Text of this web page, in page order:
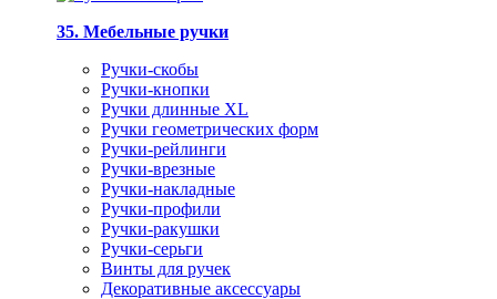
35. Мебельные ручки
Ручки-скобы
Ручки-кнопки
Ручки длинные XL
Ручки геометрических форм
Ручки-рейлинги
Ручки-врезные
Ручки-накладные
Ручки-профили
Ручки-ракушки
Ручки-серьги
Винты для ручек
Декоративные аксессуары